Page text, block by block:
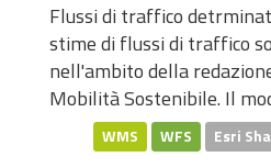
Flussi di traffico
stime di flussi di traffico
nell'ambito della
Mobilità Sostenibile. Il
WMS WFS Esri